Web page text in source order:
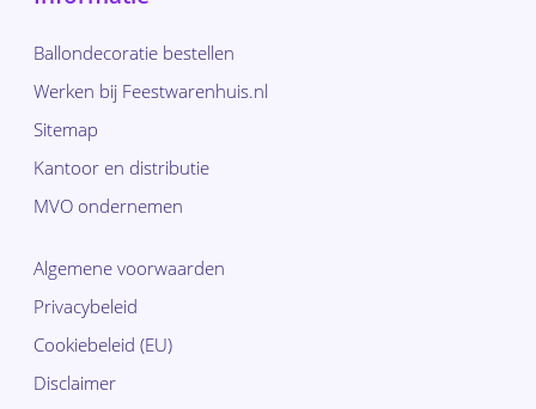
Ballondecoratie bestellen
Werken bij Feestwarenhuis.nl
Sitemap
Kantoor en distributie
MVO ondernemen
Algemene voorwaarden
Privacybeleid
Cookiebeleid (EU)
Disclaimer